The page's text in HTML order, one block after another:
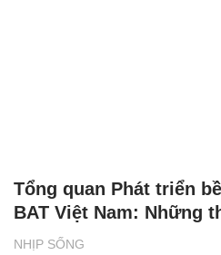
NHỊP SỐNG
Tổng quan Phát triển
BAT Việt Nam: Những